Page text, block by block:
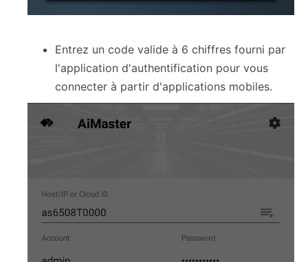
Entrez un code valide à 6 chiffres fourni par
l'application d'authentification pour vous
connecter à partir d'applications mobiles.